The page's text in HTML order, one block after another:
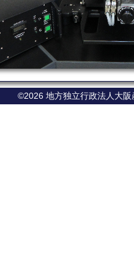
©2026 地方独立行政法人大阪